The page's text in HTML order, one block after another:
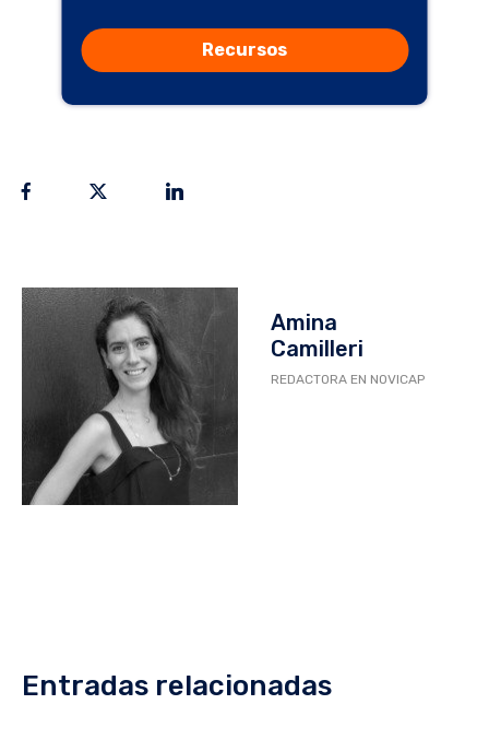
Recursos
Amina
Camilleri
REDACTORA EN NOVICAP
Entradas relacionadas